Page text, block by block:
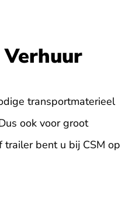
transportmaterieel
ook voor groot
bent u bij CSM op